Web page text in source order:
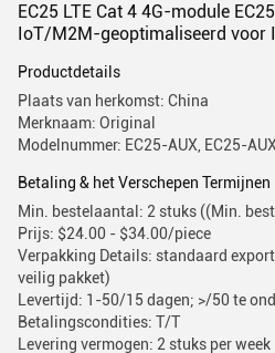
EC25 LTE Cat 4 4G-module
IoT/M2M-geoptimaliseerd voor
Productdetails
Plaats van herkomst: China
Merknaam: Original
Modelnummer: EC25-AUX, EC25-AUX
Betaling & het Verschepen Termijnen
Min. bestelaantal: 2 stuks ((Min.
Prijs: $24.00 - $34.00/piece
Verpakking Details: standaard
veilig pakket)
Levertijd: 1-50/15 dagen; >/50 te
Betalingscondities: T/T
Levering vermogen: 2 stuks per week